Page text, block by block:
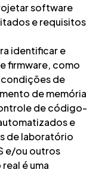
software
e requisitos
identificar e
firmware, como
de
de memória
de código-
e
de laboratório
e/ou outros
é uma